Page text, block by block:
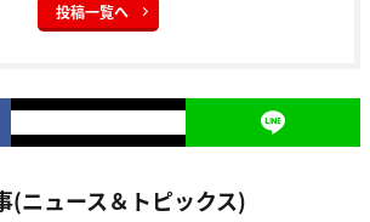
投稿一覧へ
(ニュース＆トピックス)